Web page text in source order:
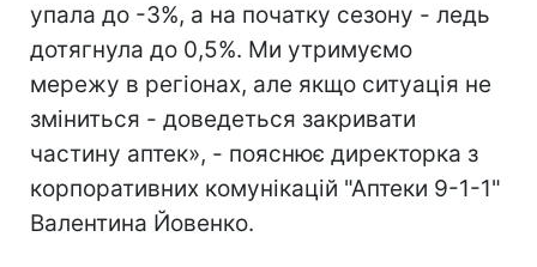
упала до -3%, а на початку сезону - ледь
дотягнула до 0,5%. Ми утримуємо
мережу в регіонах, але якщо ситуація не
зміниться - доведеться закривати
частину аптек», - пояснює директорка з
корпоративних комунікацій "Аптеки 9-1-1"
Валентина Йовенко.